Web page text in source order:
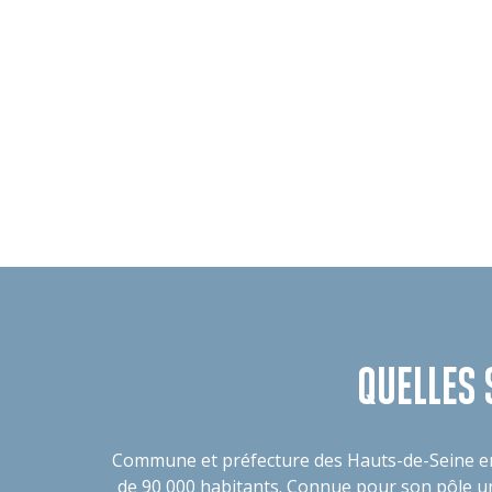
Commune et préfecture des Hauts-de-Seine
de 90 000 habitants. Connue pour son pôle